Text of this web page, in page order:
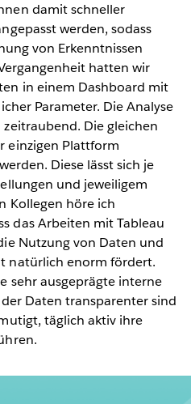
damit schneller
werden, sodass
von Erkenntnissen
hatten wir
in einem Dashboard mit
Parameter. Die Analyse
Die gleichen
einzigen Plattform
Diese lässt sich je
und jeweiligem
Kollegen höre ich
das Arbeiten mit Tableau
Nutzung von Daten und
natürlich enorm fördert.
sehr ausgeprägte interne
Daten transparenter sind
täglich aktiv ihre